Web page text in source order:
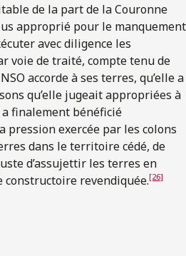
de la part de la Couronne
approprié pour le manquement
avec diligence les
voie de traité, compte tenu de
accorde à ses terres, qu’elle a
qu’elle jugeait appropriées à
a finalement bénéficié
pression exercée par les colons
dans le territoire cédé, de
d’assujettir les terres en
constructoire revendiquée.[26]